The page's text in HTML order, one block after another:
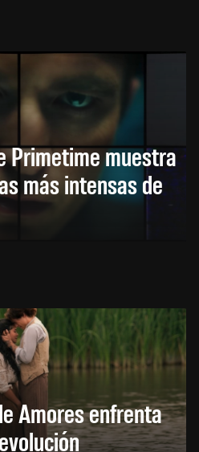
Primetime muestra
más intensas de
Amores enfrenta